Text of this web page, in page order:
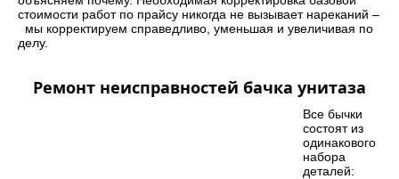
стоимости работ по прайсу никогда не вызывает нареканий –
мы корректируем справедливо, уменьшая и увеличивая по
делу.
Ремонт неисправностей бачка унитаза
Все бычки
состоят из
одинакового
набора
деталей: